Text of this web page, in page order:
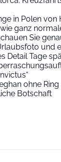
in Polen
ganz
Sie
und
Detail Tage
ohne
Botschaft